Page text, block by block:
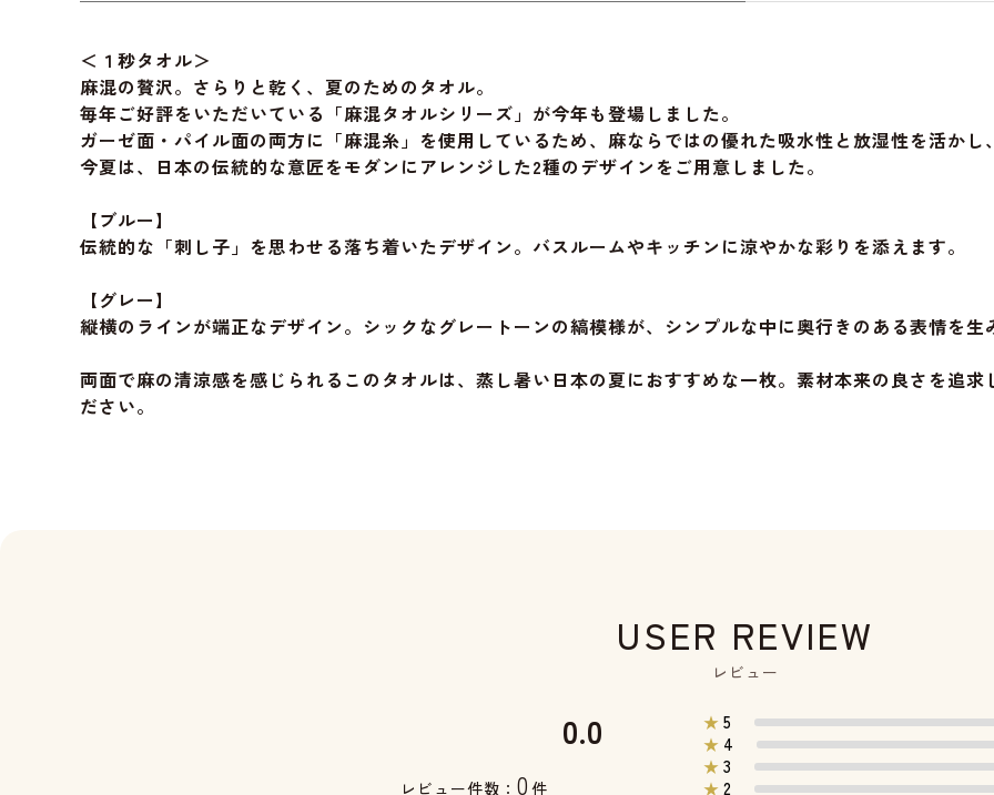
＜１秒タオル＞
麻混の贅沢。さらりと乾く、夏のためのタオル。
毎年ご好評をいただいている「麻混タオルシリーズ」が今年も登場しました。
ガーゼ面・パイル面の両方に「麻混糸」を使用しているため、麻ならではの優れた吸水性と放湿性を活か
今夏は、日本の伝統的な意匠をモダンにアレンジした2種のデザインをご用意しました。
【ブルー】
伝統的な「刺し子」を思わせる落ち着いたデザイン。バスルームやキッチンに涼やかな彩りを添えます。
【グレー】
縦横のラインが端正なデザイン。シックなグレートーンの縞模様が、シンプルな中に奥行きのある表情を生
両面で麻の清涼感を感じられるこのタオルは、蒸し暑い日本の夏におすすめな一枚。素材本来の良さを追
ださい。
USER REVIEW
レビュー
0.0
レビュー件数： 0 件
★ 5
★ 4
★ 3
★ 2